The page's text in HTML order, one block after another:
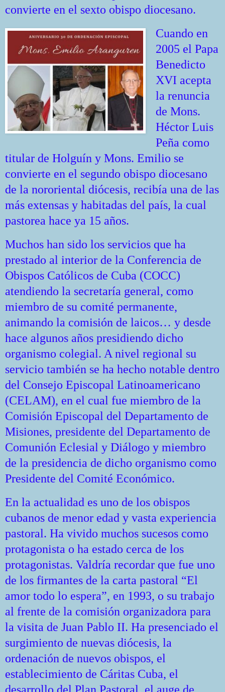
convierte en el sexto obispo diocesano.
Cuando en
2005 el Papa
Benedicto
XVI acepta
la renuncia
de Mons.
Héctor Luis
Peña como
titular de Holguín y Mons. Emilio se
convierte en el segundo obispo diocesano
de la nororiental diócesis, recibía una de las
más extensas y habitadas del país, la cual
pastorea hace ya 15 años.
Muchos han sido los servicios que ha
prestado al interior de la Conferencia de
Obispos Católicos de Cuba (COCC)
atendiendo la secretaría general, como
miembro de su comité permanente,
animando la comisión de laicos… y desde
hace algunos años presidiendo dicho
organismo colegial. A nivel regional su
servicio también se ha hecho notable dentro
del Consejo Episcopal Latinoamericano
(CELAM), en el cual fue miembro de la
Comisión Episcopal del Departamento de
Misiones, presidente del Departamento de
Comunión Eclesial y Diálogo y miembro
de la presidencia de dicho organismo como
Presidente del Comité Económico.
En la actualidad es uno de los obispos
cubanos de menor edad y vasta experiencia
pastoral. Ha vivido muchos sucesos como
protagonista o ha estado cerca de los
protagonistas. Valdría recordar que fue uno
de los firmantes de la carta pastoral “El
amor todo lo espera”, en 1993, o su trabajo
al frente de la comisión organizadora para
la visita de Juan Pablo II. Ha presenciado el
surgimiento de nuevas diócesis, la
ordenación de nuevos obispos, el
establecimiento de Cáritas Cuba, el